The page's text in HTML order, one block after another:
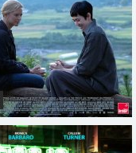
AVERT. TOUT PUBLIC
SOUDAIN